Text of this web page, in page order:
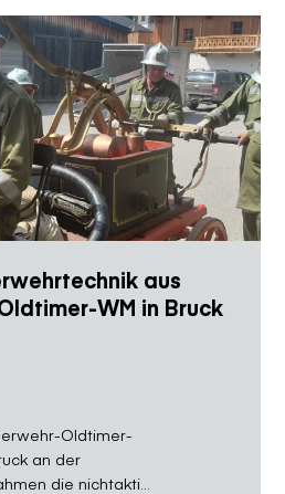
aus
WM in Bruck
Oldtimer-
an der
die nichtakti...